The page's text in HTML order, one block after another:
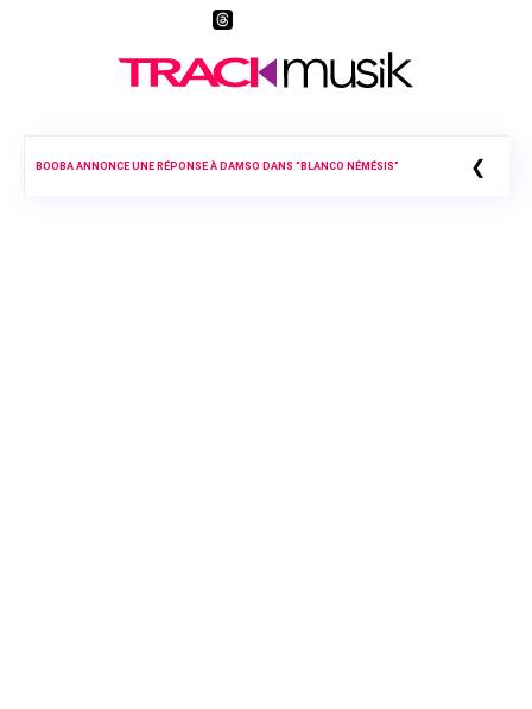
BOOBA ANNONCE UNE RÉPONSE À DAMSO DANS “BLANCO NÉMÉSIS” ❮